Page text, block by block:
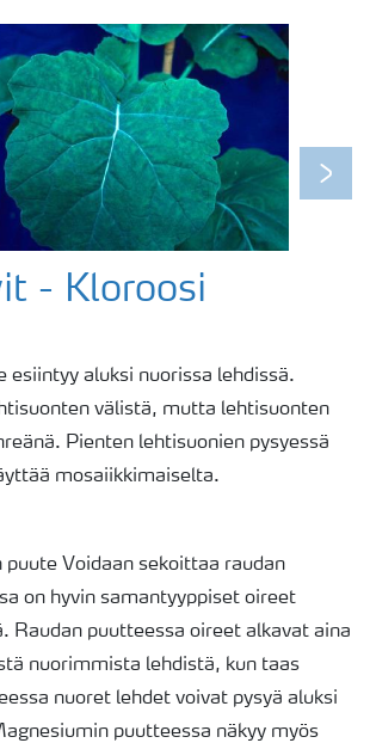
Next
- Kloroosi
esiintyy aluksi nuorissa lehdissä.
välistä, mutta lehtisuonten
Pienten lehtisuonien pysyessä
mosaiikkimaiselta.
puute Voidaan sekoittaa raudan
on hyvin samantyyppiset oireet
Raudan puutteessa oireet alkavat aina
nuorimmista lehdistä, kun taas
nuoret lehdet voivat pysyä aluksi
puutteessa näkyy myös